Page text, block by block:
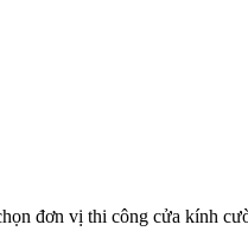
đơn vị thi công cửa kính